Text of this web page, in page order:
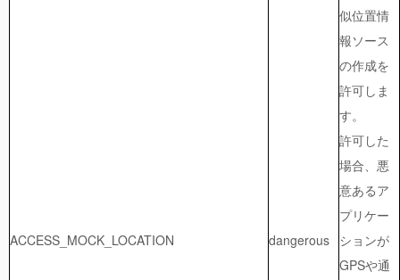
ACCESS_MOCK_LOCATION dangerous
似位置情
報ソース
の作成を
許可しま
す。
許可した
場合、悪
意あるア
プリケー
ションが
GPSや通